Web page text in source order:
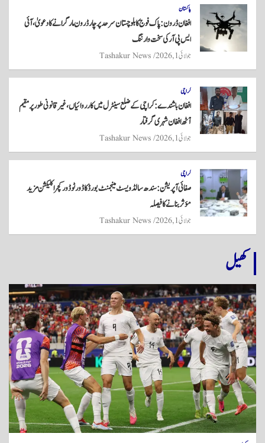
پاکستان
افغان ڈرون: پاک فوج کا بلوچستان سرحد پر چار ڈرون مار گرانے کا دعویٰ، آئی
ایس پی آر کی سخت وارننگ
جولائی 1, 2026 Tashakur News
کراچی
افغان باشندے: کراچی کے ضلع سینٹرل میں کارروائیاں، غیر قانونی طور پر مقیم
آٹھ افغان شہری گرفتار
جولائی 1, 2026 Tashakur News
کراچی
صفائی آپریشن: سندھ سالڈ ویسٹ مینجمنٹ بورڈ کا ڈور ٹو ڈور کچرا کلیکشن مزید
مؤثر بنانے کا فیصلہ
جولائی 1, 2026 Tashakur News
کھیل